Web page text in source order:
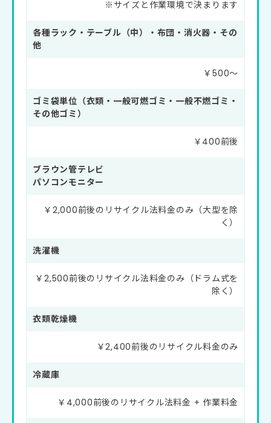
※サイズと作業環境で決まります
各種ラック・テーブル（中）・布団・消火器・その
他
￥500～
ゴミ袋単位（衣類・一般可燃ゴミ・一般不燃ゴミ・
その他ゴミ）
￥400前後
ブラウン管テレビ
パソコンモニター
￥2,000前後のリサイクル法料金のみ（大型を除
く）
洗濯機
￥2,500前後のリサイクル法料金のみ（ドラム式を
除く）
衣類乾燥機
￥2,400前後のリサイクル料金のみ
冷蔵庫
￥4,000前後のリサイクル法料金 + 作業料金